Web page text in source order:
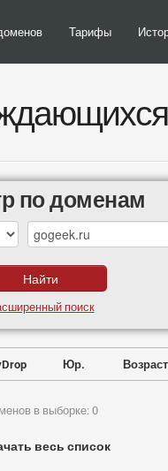
Тарифы
по доменам
поиск
Юр. Возраст
в выборке: 0
весь список